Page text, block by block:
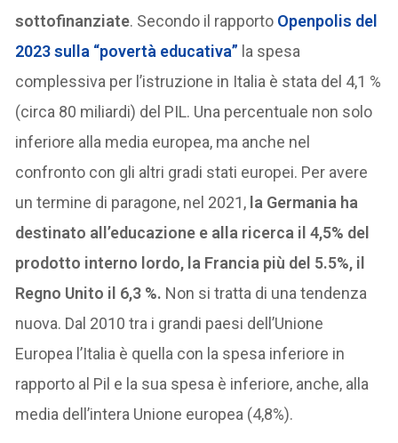
sottofinanziate. Secondo il rapporto Openpolis del
2023 sulla “povertà educativa” la spesa
complessiva per l’istruzione in Italia è stata del 4,1 %
(circa 80 miliardi) del PIL. Una percentuale non solo
inferiore alla media europea, ma anche nel
confronto con gli altri gradi stati europei. Per avere
un termine di paragone, nel 2021, la Germania ha
destinato all’educazione e alla ricerca il 4,5% del
prodotto interno lordo, la Francia più del 5.5%, il
Regno Unito il 6,3 %. Non si tratta di una tendenza
nuova. Dal 2010 tra i grandi paesi dell’Unione
Europea l’Italia è quella con la spesa inferiore in
rapporto al Pil e la sua spesa è inferiore, anche, alla
media dell’intera Unione europea (4,8%).